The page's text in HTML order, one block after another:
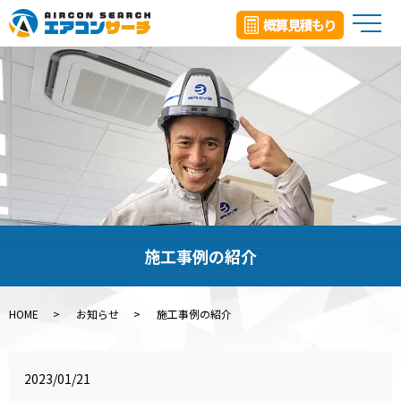
メ
施工事例の紹介
HOME お知らせ 施工事例の紹介
2023/01/21